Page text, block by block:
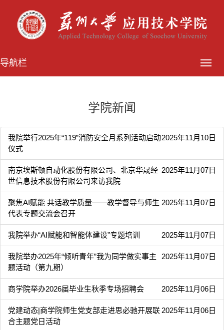
导航栏
学院新闻
2025年11月10日
我院举行2025年“119”消防安全月系列活动启动
仪式
2025年11月07日
南京埃斯顿自动化股份有限公司、北京华晟经
世信息技术股份有限公司来访我院
2025年11月07日
聚焦AI赋能 共话教学质量——教学督导与师生
代表专题交流会召开
2025年11月07日
我院举办“AI赋能和智能体建设”专题培训
2025年11月07日
我院举办2025年“倾听青年”我为同学做实事主
题活动（第九期）
2025年11月06日
商学院举办2026届毕业生秋季专场招聘会
2025年11月06日
党建动态|商学院师生党支部走进思必驰开展联
合主题党日活动